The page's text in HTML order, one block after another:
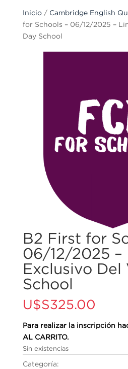
Inicio/ Cambridge English
for Schools – 06/12/2025 –
Day School
B2 First for
06/12/2025 –
Exclusivo Del
School
U$S325.00
Para realizar la inscripción
AL CARRITO.
Sin existencias
Categoría: